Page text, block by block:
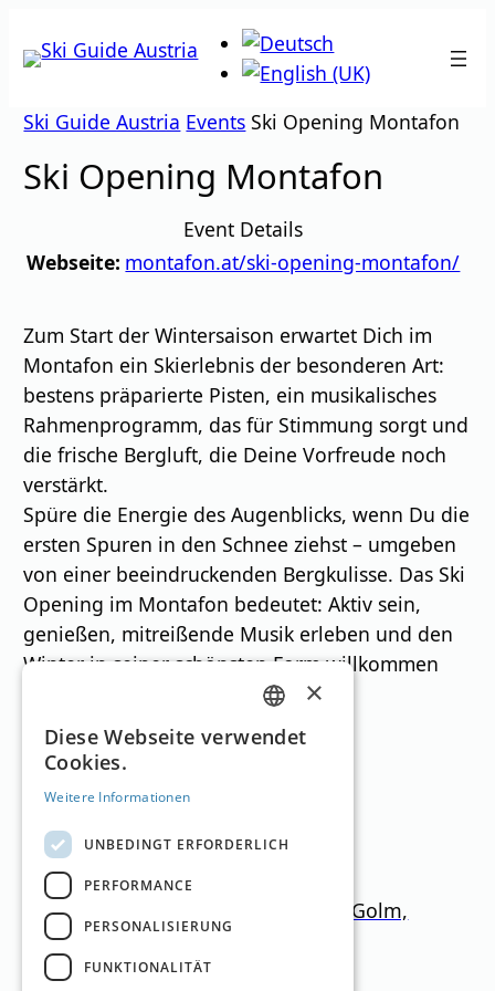
Inhalt
Ski Guide Austria Events Ski Opening Montafon
Ski Opening Montafon
Event Details
Webseite: montafon.at/ski-opening-montafon/
Zum Start der Wintersaison erwartet Dich im
Montafon ein Skierlebnis der besonderen Art:
bestens präparierte Pisten, ein musikalisches
Rahmenprogramm, das für Stimmung sorgt und
die frische Bergluft, die Deine Vorfreude noch
verstärkt.
Spüre die Energie des Augenblicks, wenn Du die
ersten Spuren in den Schnee ziehst – umgeben
von einer beeindruckenden Bergkulisse. Das Ski
Opening im Montafon bedeutet: Aktiv sein,
genießen, mitreißende Musik erleben und den
Winter in seiner schönsten Form willkommen
Skigebiete
Silvretta Montafon, Gargellen, Golm,
Bielerhöhe, Kristberg
Vorarlberg
GERMAN
×
Diese Webseite verwendet
Cookies.
Weitere Informationen
UNBEDINGT ERFORDERLICH
PERFORMANCE
PERSONALISIERUNG
FUNKTIONALITÄT